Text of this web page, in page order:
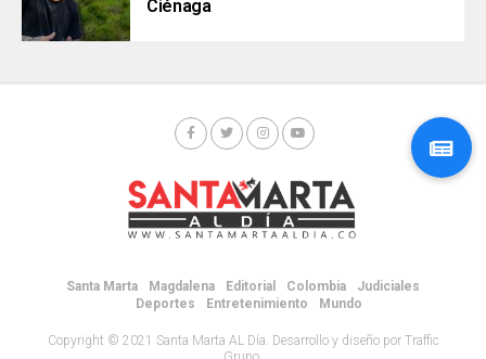
Ciénaga
Santa Marta Magdalena Editorial Colombia
Judiciales
Deportes
Entretenimiento Mundo
Copyright © 2021 Santa Marta AL Día. Desarrollo y diseño por Traffic